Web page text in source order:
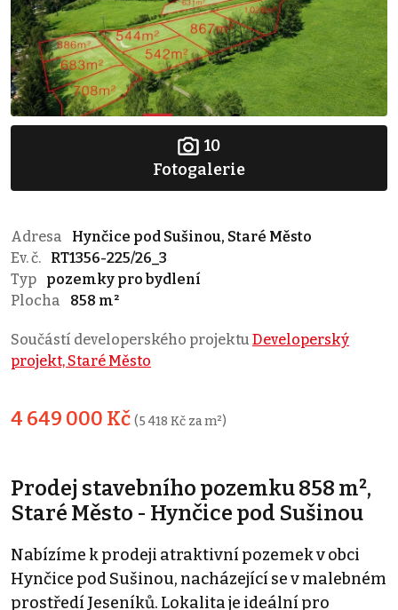
10
Fotogalerie
Adresa
Hynčice pod Sušinou, Staré Město
Ev. č.
RT1356-225/26_3
Typ
pozemky pro bydlení
Plocha
858 m²
Součástí developerského projektu Developerský
projekt, Staré Město
4 649 000 Kč (5 418 Kč za m²)
Prodej stavebního pozemku 858 m²,
Staré Město - Hynčice pod Sušinou
Nabízíme k prodeji atraktivní pozemek v obci
Hynčice pod Sušinou, nacházející se v malebném
prostředí Jeseníků. Lokalita je ideální pro